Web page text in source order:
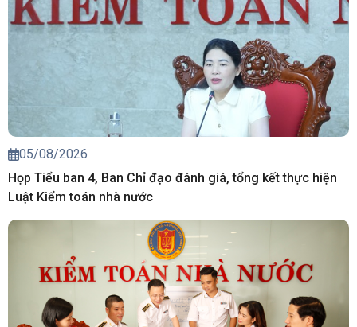
05/08/2026
Họp Tiểu ban 4, Ban Chỉ đạo đánh giá, tổng kết thực hiện
Luật Kiểm toán nhà nước